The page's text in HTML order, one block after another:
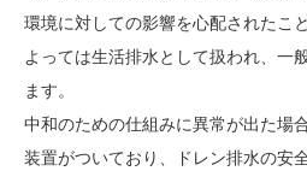
環境に対しての影響を心配されたこ
よっては生活排水として扱われ、一
ます。
中和のための仕組みに異常が出た場
装置がついており、ドレン排水の安